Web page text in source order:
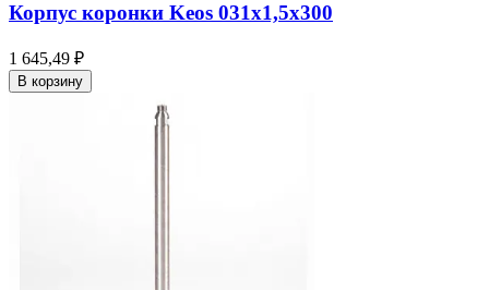
Корпус коронки Keos 031x1,5x300
1 645,49 ₽
В корзину